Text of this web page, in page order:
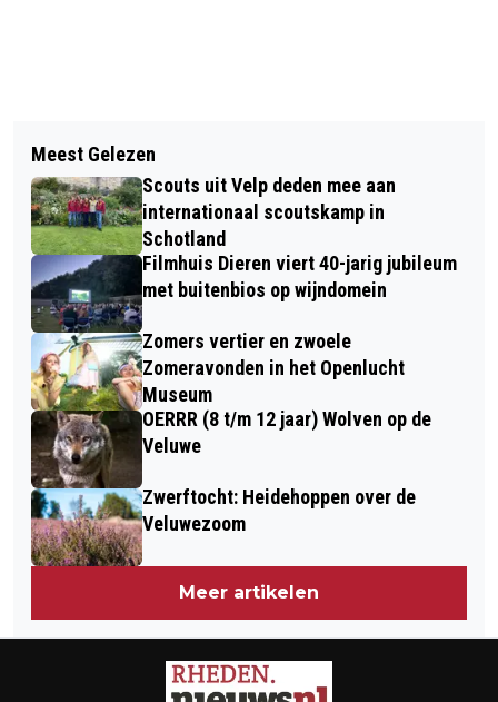
GETUIGEN GEZOCHT:
WONINGINBRAAK ZUIDER
PARALLELWEG TE VELP
VEELZIJDIG VELP BRENGT EEN VOLOP
VELP ZONDAGMIDDAG
Meest Gelezen
Scouts uit Velp deden mee aan
internationaal scoutskamp in
Schotland
Filmhuis Dieren viert 40-jarig jubileum
met buitenbios op wijndomein
Zomers vertier en zwoele
Zomeravonden in het Openlucht
Museum
OERRR (8 t/m 12 jaar) Wolven op de
Veluwe
Zwerftocht: Heidehoppen over de
Veluwezoom
Meer artikelen